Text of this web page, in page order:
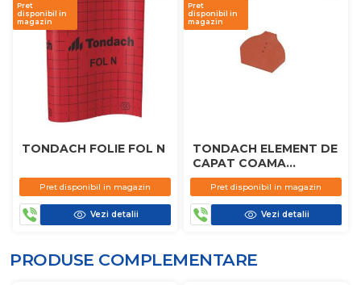
Pret
disponibil in
magazin
TONDACH FOLIE FOL N
Pret disponibil in magazin
Vezi detalii
Pret
disponibil in
magazin
TONDACH ELEMENT DE
CAPAT COAMA
PRESATA
Pret disponibil in magazin
Vezi detalii
PRODUSE COMPLEMENTARE